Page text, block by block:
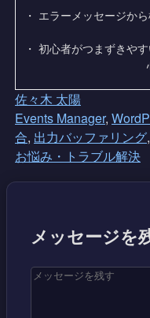
・ エラーメッセージか
・ 初心者がつまずきや
佐々木 太陽
Events Manager,
合, 出力バッファリング,
お悩み・トラブル解決
メッセージを